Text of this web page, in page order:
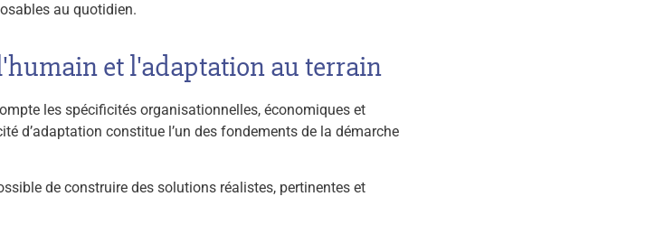
au quotidien.
et l'adaptation au terrain
les spécificités organisationnelles, économiques et
d’adaptation constitue l’un des fondements de la démarche
de construire des solutions réalistes, pertinentes et